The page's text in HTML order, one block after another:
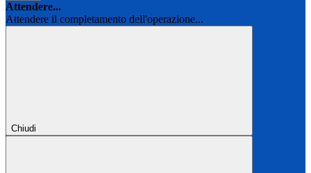
Attendere...
Attendere il completamento dell'operazione...
Chiudi